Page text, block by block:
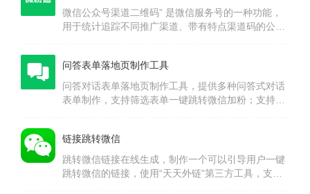
微信公众号渠道二维码” 是微信服务号的一种功能，
用于统计追踪不同推广渠道、带有特点渠道码的公众
号。
问答表单落地页制作工具
问答对话表单落地页制作工具，提供多种问答式对话
表单制作，支持筛选表单一键跳转微信加粉；支持各
链接跳转微信
跳转微信链接在线生成，制作一个可以引导用户一键
跳转微信的链接，使用“天天外链”第三方工具，支持